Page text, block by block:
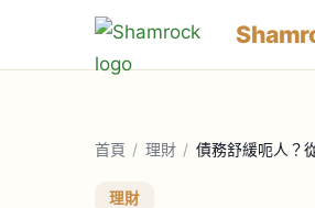
首頁 / 理財 / 債務舒緩呃人？
理財